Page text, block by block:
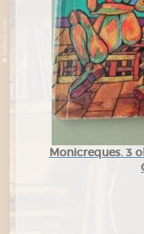
Monicreques. 3